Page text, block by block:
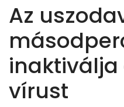
Az
inaktiválja
vírust